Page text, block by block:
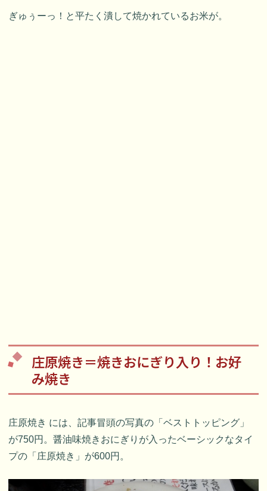
ぎゅぅーっ！と平たく潰して焼かれているお米が。
庄原焼き＝焼きおにぎり入り！お好
み焼き
庄原焼き には、記事冒頭の写真の「ベストトッピング」
が750円。醤油味焼きおにぎりが入ったベーシックなタイ
プの「庄原焼き」が600円。